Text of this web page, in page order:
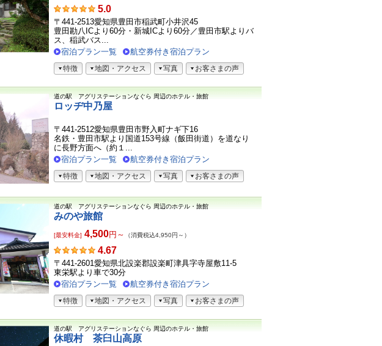
お
客
さ
ま
の
声
5.0
〒441-2513愛知県豊田市稲武町小井沢45
豊田勘八ICより60分・新城ICより60分／豊田市駅よりバ
ス、稲武バス...
宿泊プラン一覧
航空券付き宿泊プラン
特徴 地図・アクセス 写真 お客さまの声
道の駅 アグリステーションなぐら 周辺のホテル・旅館
ロッヂ中乃屋
〒441-2512愛知県豊田市野入町ナギ下16
名鉄・豊田市駅より国道153号線（飯田街道）を道なり
に長野方面へ（約１...
宿泊プラン一覧
航空券付き宿泊プラン
特徴 地図・アクセス 写真 お客さまの声
道の駅 アグリステーションなぐら 周辺のホテル・旅館
みのや旅館
[最安料金] 4,500円～ （消費税込4,950円～）
お
客
さ
ま
声
4.67
〒441-2601愛知県北設楽郡設楽町津具字寺屋敷11-5
東栄駅より車で30分
宿泊プラン一覧
航空券付き宿泊プラン
特徴 地図・アクセス 写真 お客さまの声
道の駅 アグリステーションなぐら 周辺のホテル・旅館
休暇村 茶臼山高原